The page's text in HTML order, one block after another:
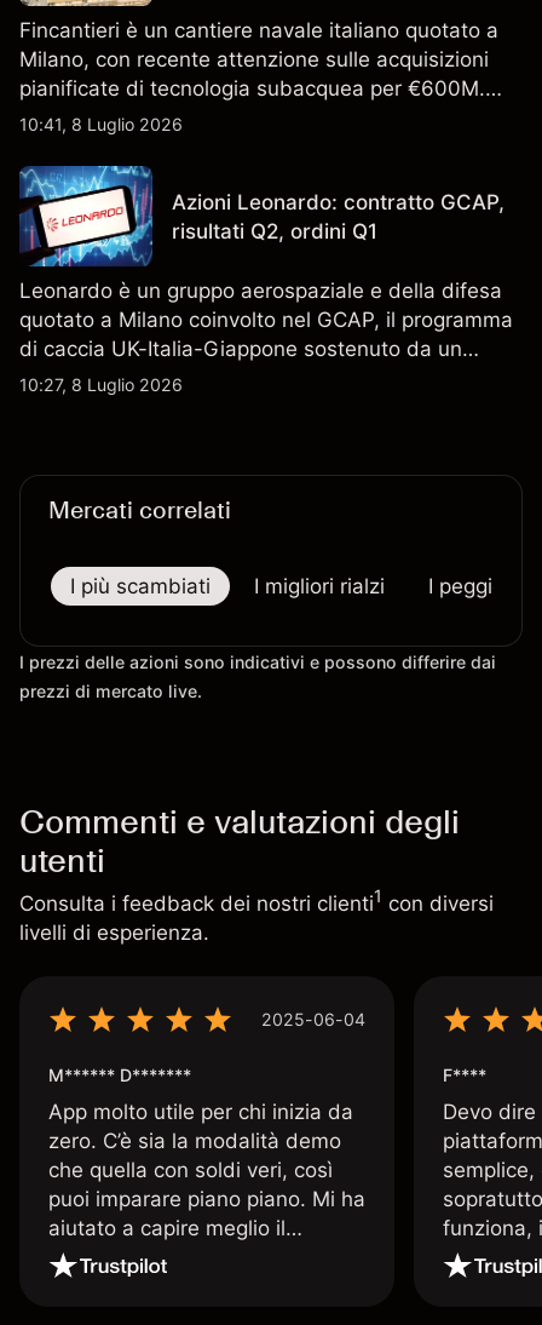
Fincantieri è un cantiere navale italiano quotato a
Milano, con recente attenzione sulle acquisizioni
pianificate di tecnologia subacquea per €600M.
Scopri i target di prezzo FCT di terze parti e l'analisi
indicatore affidabile dei risultati futuri.
10:41, 8 Luglio 2026
Azioni Leonardo: contratto GCAP,
risultati Q2, ordini Q1
Leonardo è un gruppo aerospaziale e della difesa
quotato a Milano coinvolto nel GCAP, il programma
di caccia UK-Italia-Giappone sostenuto da un
contratto da 4,6 miliardi di sterline. I risultati
10:27, 8 Luglio 2026
Mercati correlati
I più scambiati I migliori rialzi I peggiori
I prezzi delle azioni sono indicativi e possono differire dai
prezzi di mercato live.
Commenti e valutazioni degli
utenti
Consulta i feedback dei nostri clienti1 con diversi
livelli di esperienza.
2025-06-04
M****** D*******
App molto utile per chi inizia da
zero. C’è sia la modalità demo
che quella con soldi veri, così
puoi imparare piano piano. Mi ha
aiutato a capire meglio il
trading. La consiglio a chi parte
senza esperienza.
F****
Devo
funziona,
Davide e'
spiega